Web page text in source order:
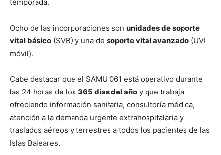
temporada.
Ocho de las incorporaciones son unidades de soporte
vital básico (SVB) y una de soporte vital avanzado (UVI
móvil).
Cabe destacar que el SAMU 061 está operativo durante
las 24 horas de los 365 días del año y que trabaja
ofreciendo información sanitaria, consultoría médica,
atención a la demanda urgente extrahospitalaria y
traslados aéreos y terrestres a todos los pacientes de las
Islas Baleares.